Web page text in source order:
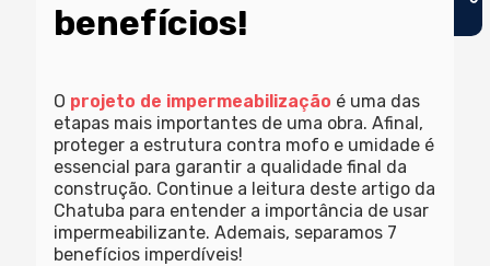
benefícios!
O projeto de impermeabilização é uma das
etapas mais importantes de uma obra. Afinal,
proteger a estrutura contra mofo e umidade é
essencial para garantir a qualidade final da
construção. Continue a leitura deste artigo da
Chatuba para entender a importância de usar
impermeabilizante. Ademais, separamos 7
benefícios imperdíveis!